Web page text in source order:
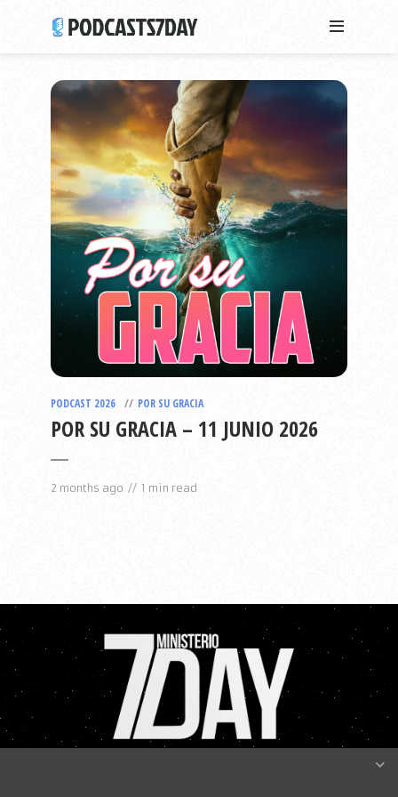
PODCAST 2026 POR SU GRACIA
POR SU GRACIA – 11 JUNIO 2026
2 months ago 1 min read